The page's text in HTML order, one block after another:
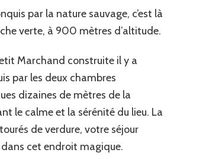
par la nature sauvage, c’est là
verte, à 900 mètres d’altitude.
Marchand construite il y a
par les deux chambres
dizaines de mètres de la
le calme et la sérénité du lieu. La
de verdure, votre séjour
cet endroit magique.